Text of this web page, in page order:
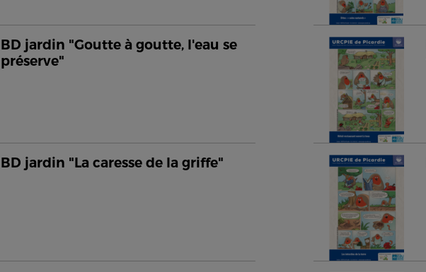
BD jardin "Goutte à goutte, l'eau se
préserve"
BD jardin "La caresse de la griffe"